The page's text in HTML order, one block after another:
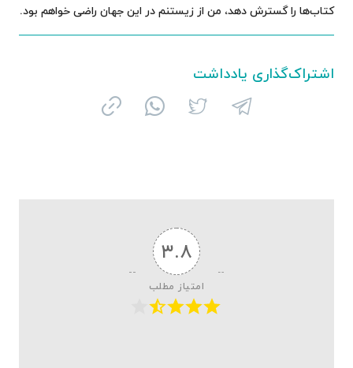
کتاب‌ها را گسترش دهد، من از زیستنم در این جهان راضی‌ خواهم بود.
اشتراک‌گذاری یادداشت
۳.۸
امتیاز مطلب